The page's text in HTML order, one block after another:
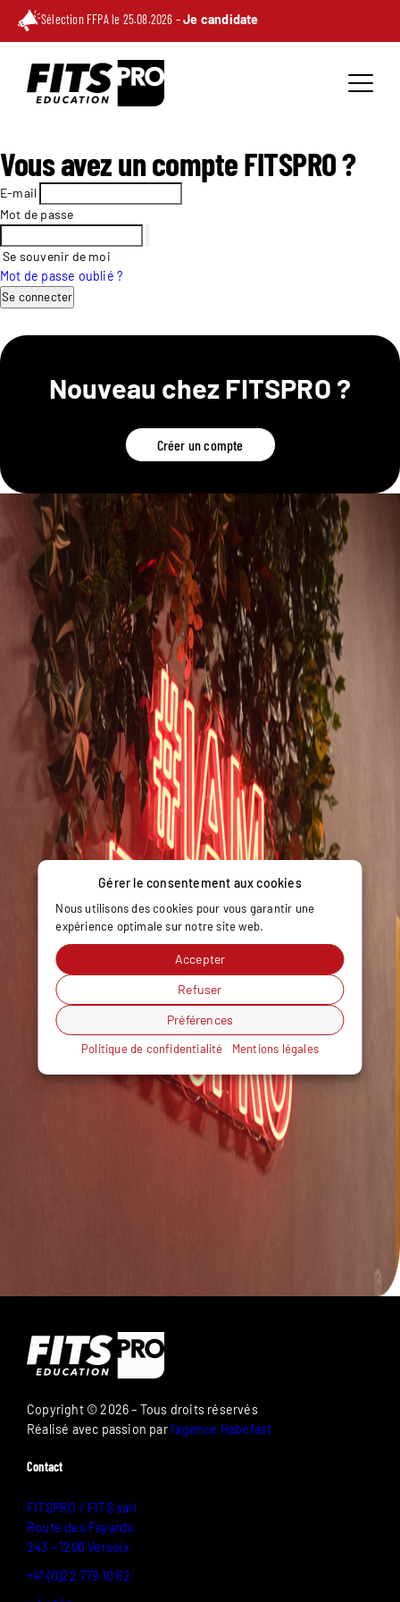
Sélection FFPA le 25.08.2026 –Je candidate
Vous avez un compte FITSPRO ?
E-mail
Mot de passe
Se souvenir de moi
Mot de passe oublié ?
Se connecter
Nouveau chez FITSPRO ?
Créer un compte
Copyright © 2026 – Tous droits réservés
Réalisé avec passion par l’agence Habefast
Contact
FITSPRO / FITS sàrl
Route des Fayards,
243 – 1290 Versoix
+41 (0)22 779 10 62
Gérer le consentement aux cookies
Nous utilisons des cookies pour vous garantir une
expérience optimale sur notre site web.
Accepter
Refuser
Préférences
Politique de confidentialité Mentions légales